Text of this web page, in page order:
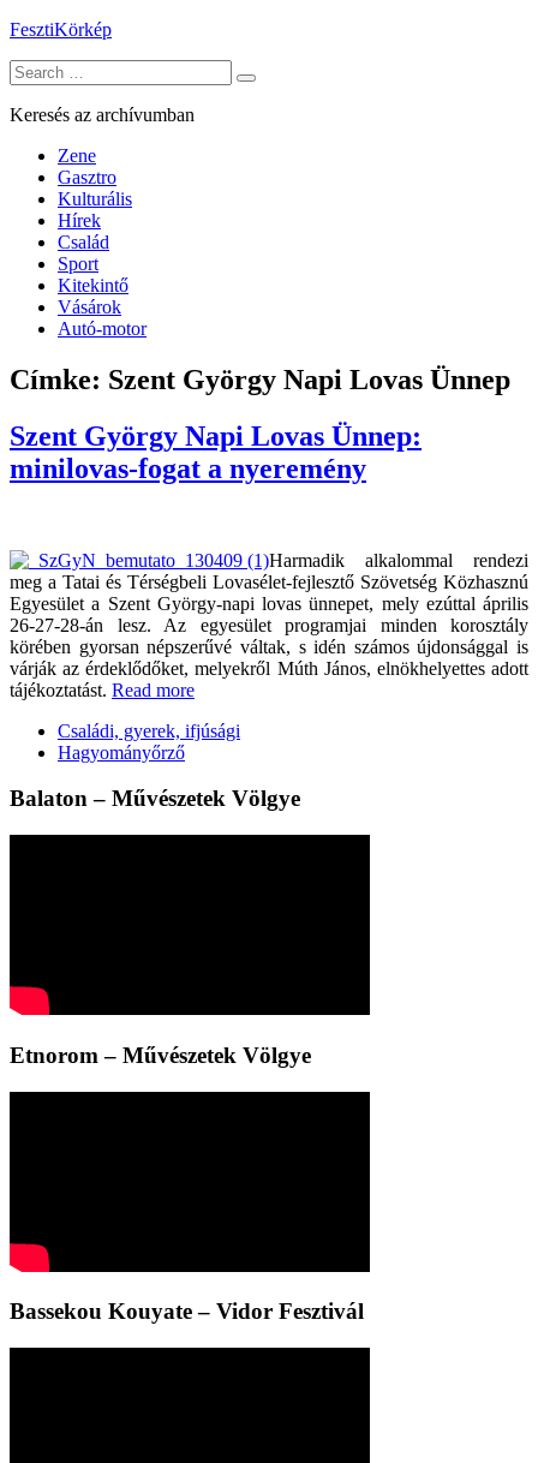
Skip
content
FesztiKörkép
Search
for:
Keresés az archívumban
Zene
Gasztro
Kulturális
Hírek
Család
Sport
Kitekintő
Vásárok
Autó-motor
Címke: Szent György Napi Lovas Ünnep
Szent György Napi Lovas Ünnep:
minilovas-fogat a nyeremény
Harmadik alkalommal rendezi
meg a Tatai és Térségbeli Lovasélet-fejlesztő Szövetség Közhasznú
Egyesület a Szent György-napi lovas ünnepet, mely ezúttal április
26-27-28-án lesz. Az egyesület programjai minden korosztály
körében gyorsan népszerűvé váltak, s idén számos újdonsággal is
várják az érdeklődőket, melyekről Múth János, elnökhelyettes adott
tájékoztatást. Read more
Családi, gyerek, ifjúsági
Hagyományőrző
Balaton – Művészetek Völgye
Etnorom – Művészetek Völgye
Bassekou Kouyate – Vidor Fesztivál